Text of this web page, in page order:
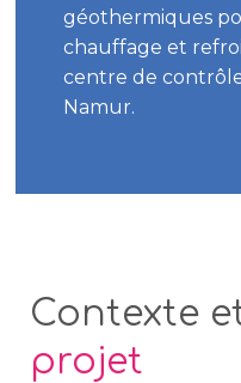
géothermiques
chauffage et
centre de
Namur.
Contexte
projet